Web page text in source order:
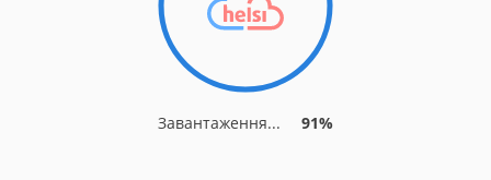
Завантаження... 91%